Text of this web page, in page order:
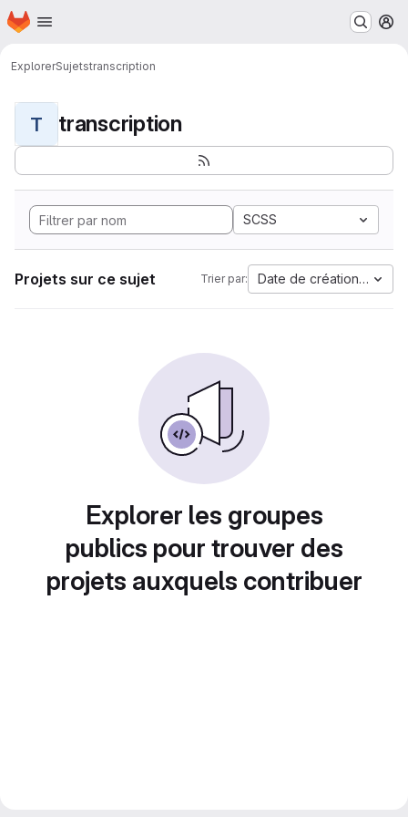
Passer au contenu principal
Page d'accueil
ExplorerSujetstranscription
T transcription
SCSS
Projets sur ce sujet Trier par: Date de création la plus
Explorer les groupes
publics pour trouver des
projets auxquels contribuer